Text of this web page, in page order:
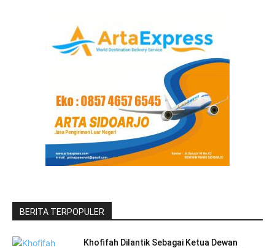
BERITA TERPOPULER
Khofifah Dilantik Sebagai Ketua Dewan